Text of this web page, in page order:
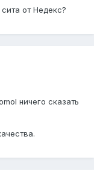
от Недекс?
ничего сказать